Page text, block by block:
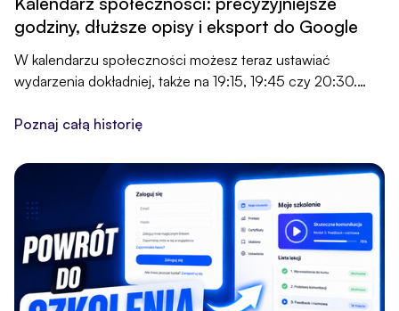
godziny, dłuższe opisy i eksport do Google
W kalendarzu społeczności możesz teraz ustawiać
wydarzenia dokładniej, także na 19:15, 19:45 czy 20:30.
jednym kliknięciem dodadzą wydarzenie do Google
Poznaj całą historię